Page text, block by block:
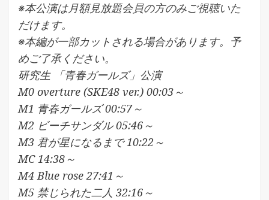
※本公演は月額見放題会員の方のみご視聴いた
だけます。
※本編が一部カットされる場合があります。予
めご了承ください。
研究生 「青春ガールズ」公演
M0 overture (SKE48 ver.) 00:03～
M1 青春ガールズ 00:57～
M2 ビーチサンダル 05:46～
M3 君が星になるまで 10:22～
MC 14:38～
M4 Blue rose 27:41～
M5 禁じられた二人 32:16～